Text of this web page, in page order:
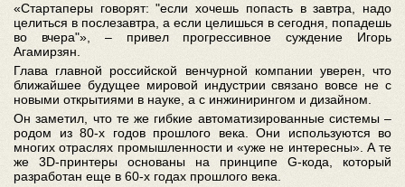
«Стартаперы говорят: "если хочешь попасть в завтра, надо
целиться в послезавтра, а если целишься в сегодня, попадешь
во вчера"», – привел прогрессивное суждение Игорь
Агамирзян.
Глава главной российской венчурной компании уверен, что
ближайшее будущее мировой индустрии связано вовсе не с
новыми открытиями в науке, а с инжинирингом и дизайном.
Он заметил, что те же гибкие автоматизированные системы –
родом из 80-х годов прошлого века. Они используются во
многих отраслях промышленности и «уже не интересны». А те
же 3D-принтеры основаны на принципе G-кода, который
разработан еще в 60-х годах прошлого века.